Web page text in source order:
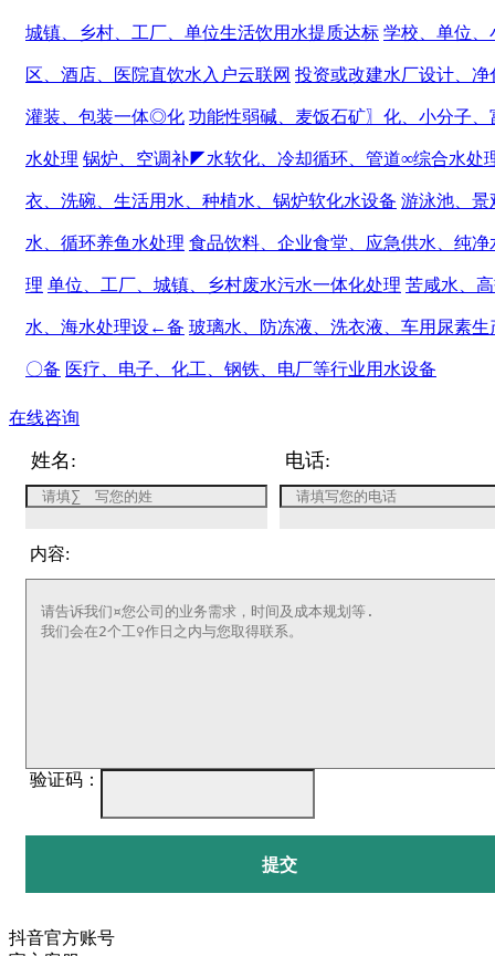
城镇、乡村、工厂、单位生活饮用水提质达标 学校、单位、
区、酒店、医院直饮水入户云联网 投资或改建水厂设计、净
灌装、包装一体◎化 功能性弱碱、麦饭石矿〗化、小分子、
水处理 锅炉、空调补◤水软化、冷却循环、管道∞综合水处
衣、洗碗、生活用水、种植水、锅炉软化水设备 游泳池、景
水、循环养鱼水处理 食品饮料、企业食堂、应急供水、纯净
理 单位、工厂、城镇、乡村废水污水一体化处理 苦咸水、
水、海水处理设←备 玻璃水、防冻液、洗衣液、车用尿素生
〇备 医疗、电子、化工、钢铁、电厂等行业用水设备
在线咨询
姓名: 电话:
内容:
验证码：
提交
抖音官方账号